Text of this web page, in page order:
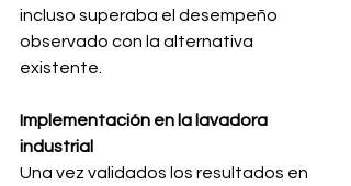
incluso superaba el desempeño
observado con la alternativa
existente.
Implementación en la lavadora
industrial
Una vez validados los resultados en